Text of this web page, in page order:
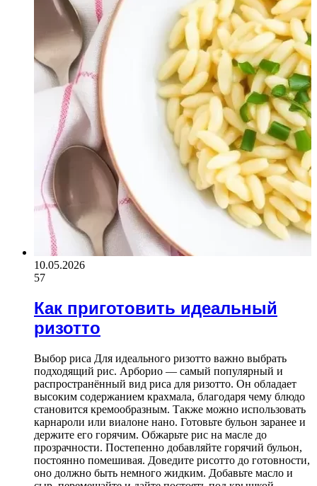
10.05.2026
57
Как приготовить идеальный
ризотто
Выбор риса Для идеального ризотто важно выбрать
подходящий рис. Арборио — самый популярный и
распространённый вид риса для ризотто. Он обладает
высоким содержанием крахмала, благодаря чему блюдо
становится кремообразным. Также можно использовать
карнароли или виалоне нано. Готовьте бульон заранее и
держите его горячим. Обжарьте рис на масле до
прозрачности. Постепенно добавляйте горячий бульон,
постоянно помешивая. Доведите рисотто до готовности,
оно должно быть немного жидким. Добавьте масло и